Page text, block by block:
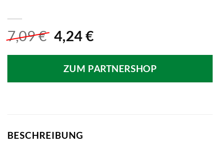
7,09€ Ursprünglicher
war:
7,09 €
4,24€Aktueller
ist:
4,24 €.
ZUM PARTNERSHOP
BESCHREIBUNG